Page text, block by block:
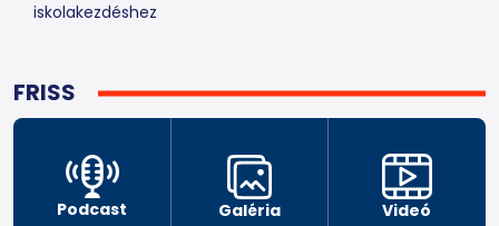
FRISS
Podcast Galéria Videó
iskolakezdéshez